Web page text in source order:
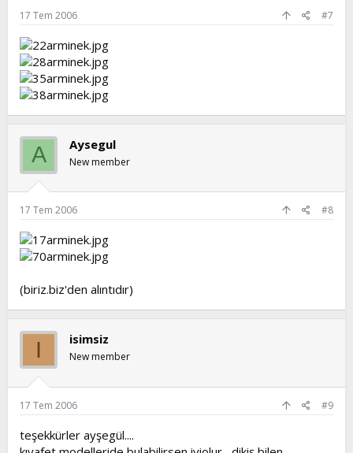
17 Tem 2006 #7
A Aysegul
New member
17 Tem 2006 #8
(biriz.biz'den alıntıdır)
I isimsiz
New member
17 Tem 2006 #9
teşekkürler ayşegül....